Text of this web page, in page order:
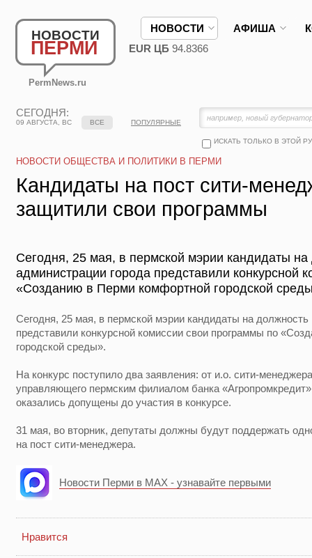
НОВОСТИ
ПЕРМИ
PermNews.ru
НОВОСТИ АФИША
EUR ЦБ 94.8366
СЕГОДНЯ:
09 АВГУСТА, ВС
ИСКАТЬ ТОЛЬКО В ЭТОЙ
ВСЕ ПОПУЛЯРНЫЕ
НОВОСТИ ОБЩЕСТВА И ПОЛИТИКИ В ПЕРМИ
Кандидаты на пост сити-
защитили свои программы
Сегодня, 25 мая, в пермской мэрии кандидаты
администрации города представили конкурсной
«Созданию в Перми комфортной городской
Сегодня, 25 мая, в пермской мэрии кандидаты на должность
представили конкурсной комиссии свои программы по
городской среды».
На конкурс поступило два заявления: от и.о. сити-
управляющего пермским филиалом банка
оказались допущены до участия в конкурсе.
31 мая, во вторник, депутаты должны будут поддержать
на пост сити-менеджера.
Новости Перми в MAX - узнавайте первыми
Нравится